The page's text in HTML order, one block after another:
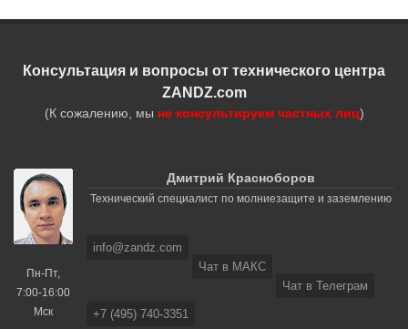
Консультация и вопросы от технического центра
ZANDZ.com
(К сожалению, мы не консультируем частных лиц)
Пн-Пт,
7:00-16:00
Мск
Дмитрий Красноборов
Технический специалист по молниезащите и заземлению
info@zandz.com
Чат в МАКС
Чат в Телеграм
+7 (495) 740-3351